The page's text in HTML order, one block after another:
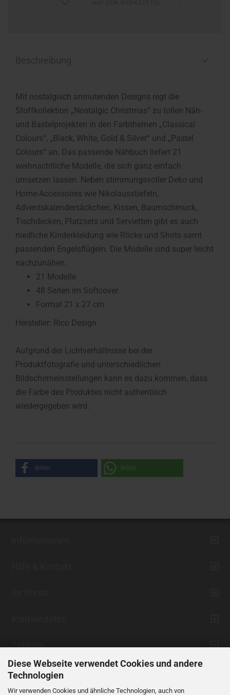
Diese Webseite verwendet Cookies und andere
Technologien
Wir verwenden Cookies und ähnliche Technologien, auch von
Mit nostalgisch anmutenden Designs regt die
Stoffkollektion „Nostalgic Christmas“ zu tollen Näh-
und Bastelprojekten in den Farbthemen „Classical
Colours“, „Black, White, Gold & Silver“ und „Pastel
Colours“ an. Das passende Nähbuch liefert 21
weihnachtliche Modelle, die sich ganz einfach
umsetzen lassen. Neben stimmungsvoller Deko und
Home-Accessoires wie Nikolausstiefeln,
Adventskalendersäckchen, Kissen, Baumschmuck,
Tischdecken, Platzsets und Servietten gibt es auch
niedliche Kinderkleidung wie Röcke und Shirts samt
passenden Engelsflügeln. Die Modelle sind super leicht
nachzunähen.
21 Modelle
48 Seiten im Softcover
Format 21 x 27 cm
Hersteller: Rico Design
Aufgrund der Lichtverhältnisse bei der
Produktfotografie und unterschiedlichen
Bildschirmeinstellungen kann es dazu kommen, dass
die Farbe des Produktes nicht authentisch
wiedergegeben wird.
teilen teilen
Zahlung